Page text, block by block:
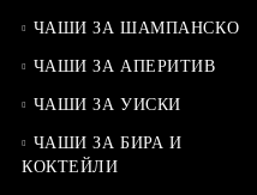
ЧАШИ ЗА ШАМПАНСКО
ЧАШИ ЗА АПЕРИТИВ
ЧАШИ ЗА УИСКИ
ЧАШИ ЗА БИРА И
КОКТЕЙЛИ